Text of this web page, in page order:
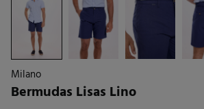
Milano
Bermudas Lisas Lino